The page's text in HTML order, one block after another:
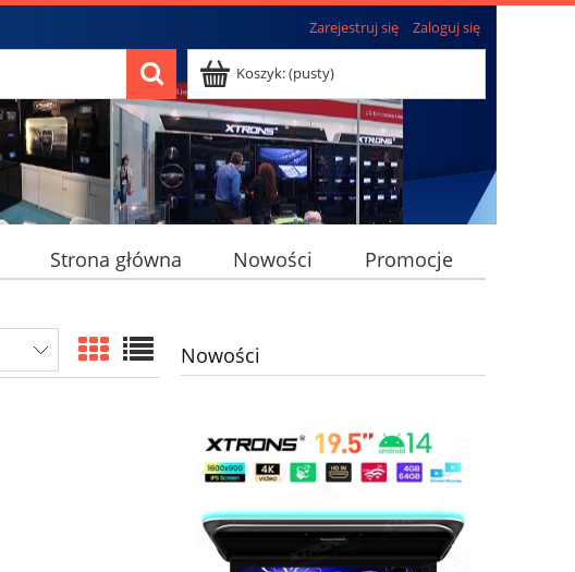
Zarejestruj się Zaloguj się
Koszyk:(pusty)
Strona główna Nowości Promocje
Nowości